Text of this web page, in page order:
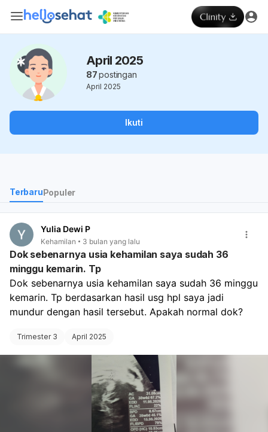
April 2025
87 postingan
April 2025
Ikuti
TerbaruPopuler
Yulia Dewi P
Kehamilan 3 bulan yang lalu
Dok sebenarnya usia kehamilan saya sudah 36
minggu kemarin. Tp
Dok sebenarnya usia kehamilan saya sudah 36 minggu
kemarin. Tp berdasarkan hasil usg hpl saya jadi
mundur dengan hasil tersebut. Apakah normal dok?
Trimester 3 April 2025